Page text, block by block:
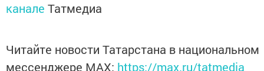
канале Татмедиа
Читайте новости Татарстана в национальном
мессенджере MАХ: https://max.ru/tatmedia